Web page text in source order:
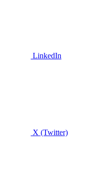
LinkedIn
X (Twitter)